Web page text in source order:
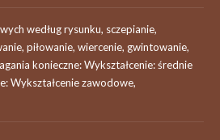
według rysunku, sczepianie,
piłowanie, wiercenie, gwintowanie,
konieczne: Wykształcenie: średnie
Wykształcenie zawodowe,